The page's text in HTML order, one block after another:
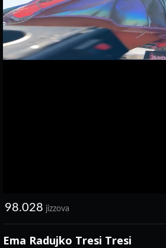
98.028 jizzova
Ema Radujko Tresi Tresi